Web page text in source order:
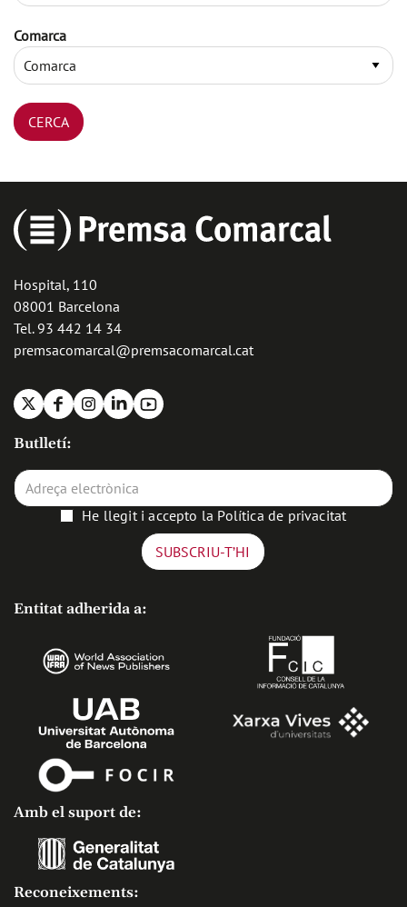
Comarca
Hospital, 110
08001 Barcelona
Tel. 93 442 14 34
premsacomarcal@premsacomarcal.cat
X FacebookInstagram
LinkedinYoutube
Butlletí:
He llegit i accepto la Política de privacitat
Entitat adherida a:
Amb el suport de:
Reconeixements: